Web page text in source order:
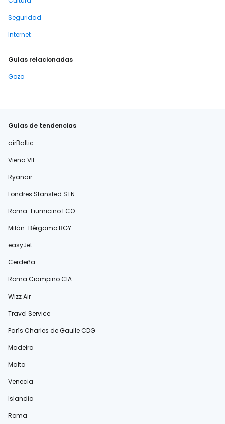
Seguridad
Internet
Guías relacionadas
Gozo
Guías de tendencias
airBaltic
Viena VIE
Ryanair
Londres Stansted STN
Roma-Fiumicino FCO
Milán-Bérgamo BGY
easyJet
Cerdeña
Roma Ciampino CIA
Wizz Air
Travel Service
París Charles de Gaulle CDG
Madeira
Malta
Venecia
Islandia
Roma